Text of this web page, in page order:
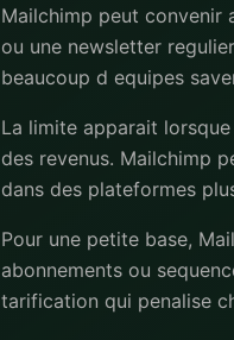
Mailchimp peut convenir
ou une newsletter
beaucoup d equipes
La limite apparait
des revenus. Mailchimp
dans des plateformes
Pour une petite base,
abonnements ou
tarification qui penalise